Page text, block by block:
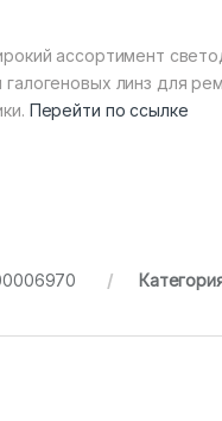
ассортимент
галогеновых линз для
Перейти по ссылке